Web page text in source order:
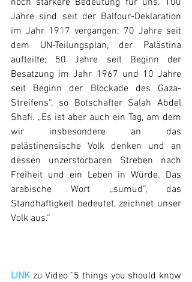
noch stärkere Bedeutung für uns. 100
Jahre sind seit der Balfour-Deklaration
im Jahr 1917 vergangen; 70 Jahre seit
dem UN-Teilungsplan, der Palästina
aufteilte; 50 Jahre seit Beginn der
Besatzung im Jahr 1967 und 10 Jahre
seit Beginn der Blockade des Gaza-
Streifens“, so Botschafter Salah Abdel
Shafi. „Es ist aber auch ein Tag, am dem
wir insbesondere an das
palästinensische Volk denken und an
dessen unzerstörbaren Streben nach
Freiheit und ein Leben in Würde. Das
arabische Wort „sumud“, das
Standhaftigkeit bedeutet, zeichnet unser
Volk aus.“
LINK zu Video "5 things you should know